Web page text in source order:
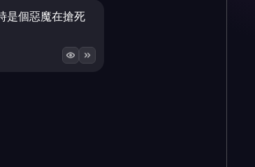
是個惡魔在搶死